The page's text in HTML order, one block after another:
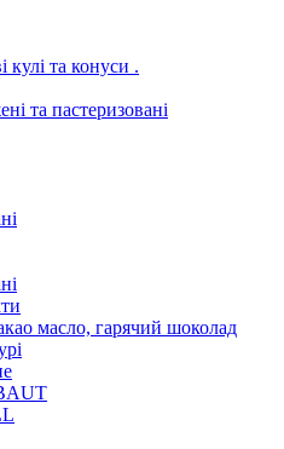
кулі та конуси .
та пастеризовані
масло, гарячий шоколад